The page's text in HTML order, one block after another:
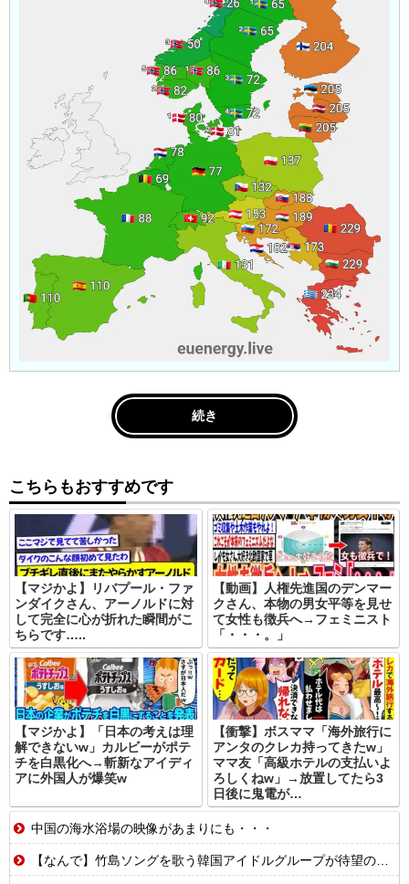
続き
こちらもおすすめです
【マジかよ】リバプール・ファ
ンダイクさん、アーノルドに対
して完全に心が折れた瞬間がこ
ちらです…..
【動画】人権先進国のデンマー
クさん、本物の男女平等を見せ
て女性も徴兵へ→︎フェミニスト
「・・・。」
【マジかよ】「日本の考えは理
解できないw」カルビーがポテ
チを白黒化へ→斬新なアイディ
アに外国人が爆笑w
【衝撃】ボスママ「海外旅行に
アンタのクレカ持ってきたw」
ママ友「高級ホテルの支払いよ
ろしくねw」→放置してたら3
日後に鬼電が…
中国の海水浴場の映像があまりにも・・・
【なんで】竹島ソングを歌う韓国アイドルグループが待望の日本デビュー